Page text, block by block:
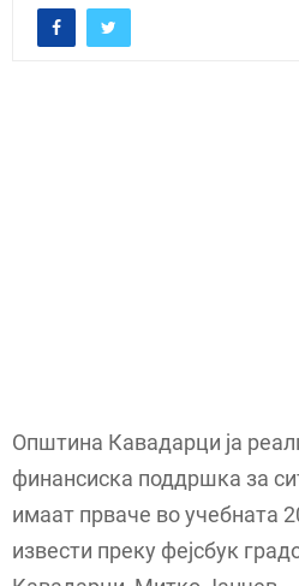
Општина Кавадарци ја
финансиска поддршка за
имаат прваче во учебната
извести преку фејсбук